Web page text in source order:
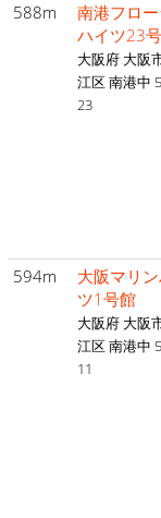
588m
南港フロ
ハイツ23
大阪府 大阪
江区 南港中
23
594m
大阪マリ
ツ1号館
大阪府 大阪
江区 南港中
11